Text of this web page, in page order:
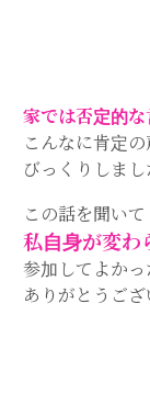
家では否定的
こんなに肯定
びっくりしまし
この話を聞いて
私自身が変わ
参加してよかっ
ありがとうござ